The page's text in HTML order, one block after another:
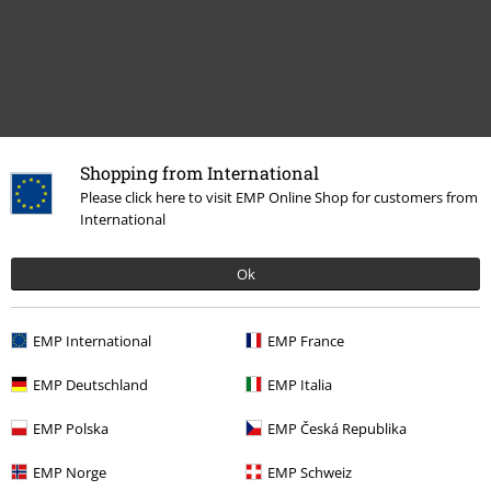
Shopping from International
Please click here to visit EMP Online Shop for customers from
International
Ok
EMP International EMP France
EMP Deutschland EMP Italia
EMP Polska EMP Česká Republika
EMP Norge EMP Schweiz
Meer categorieën. Meer opties.
Films & Series Wonen
Films en tv
Figuren
Films & Series Disney Star Wars
Wonen & vrije tijd